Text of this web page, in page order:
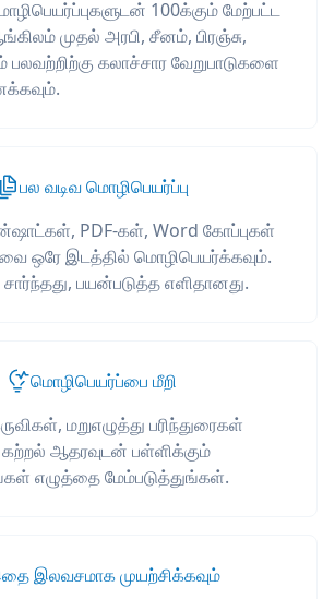
100க்கும் மேற்பட்ட
முதல் அரபி, சீனம், பிரஞ்சு,
பலவற்றிற்கு கலாச்சார வேறுபாடுகளை
பல வடிவ மொழிபெயர்ப்பு
PDF-கள், Word கோப்புகள்
ஒரே இடத்தில் மொழிபெயர்க்கவும்.
பயன்படுத்த எளிதானது.
மொழிபெயர்ப்பை மீறி
மறுஎழுத்து பரிந்துரைகள்
ஆதரவுடன் பள்ளிக்கும்
எழுத்தை மேம்படுத்துங்கள்.
இலவசமாக முயற்சிக்கவும்